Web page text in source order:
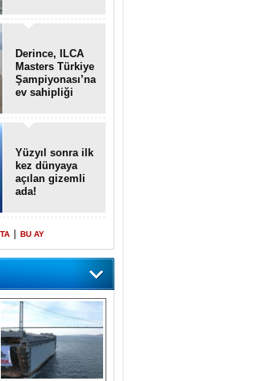
Derince, ILCA
Masters Türkiye
Şampiyonası’na
ev sahipliği
Yüzyıl sonra ilk
kez dünyaya
açılan gizemli
ada!
BU AY